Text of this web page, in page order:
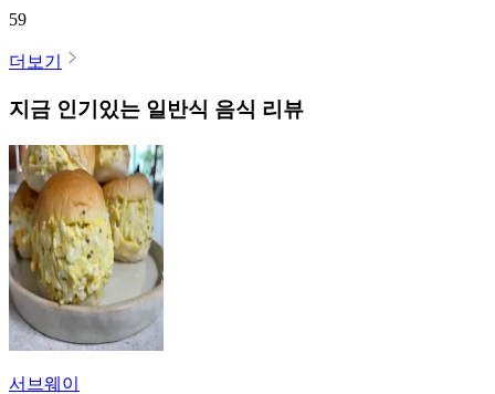
59
더보기
지금 인기있는 일반식 음식 리뷰
서브웨이